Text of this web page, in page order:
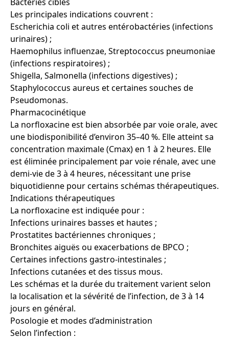
Les principales indications couvrent :
Escherichia coli et autres entérobactéries (infections
urinaires) ;
Haemophilus influenzae, Streptococcus pneumoniae
(infections respiratoires) ;
Shigella, Salmonella (infections digestives) ;
Staphylococcus aureus et certaines souches de
Pseudomonas.
Pharmacocinétique
La norfloxacine est bien absorbée par voie orale, avec
une biodisponibilité d’environ 35–40 %. Elle atteint sa
concentration maximale (Cmax) en 1 à 2 heures. Elle
est éliminée principalement par voie rénale, avec une
demi-vie de 3 à 4 heures, nécessitant une prise
biquotidienne pour certains schémas thérapeutiques.
Indications thérapeutiques
La norfloxacine est indiquée pour :
Infections urinaires basses et hautes ;
Prostatites bactériennes chroniques ;
Bronchites aiguës ou exacerbations de BPCO ;
Certaines infections gastro-intestinales ;
Infections cutanées et des tissus mous.
Les schémas et la durée du traitement varient selon
la localisation et la sévérité de l’infection, de 3 à 14
jours en général.
Posologie et modes d’administration
Selon l’infection :